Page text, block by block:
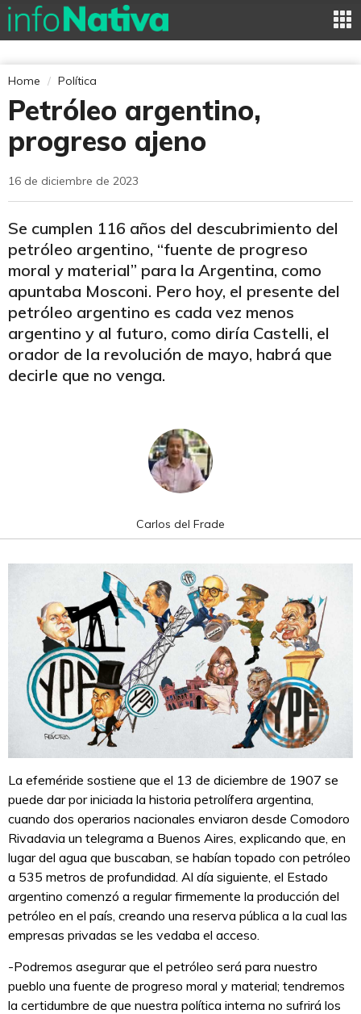
Home Política
Petróleo argentino,
progreso ajeno
16 de diciembre de 2023
Se cumplen 116 años del descubrimiento del
petróleo argentino, “fuente de progreso
moral y material” para la Argentina, como
apuntaba Mosconi. Pero hoy, el presente del
petróleo argentino es cada vez menos
argentino y al futuro, como diría Castelli, el
orador de la revolución de mayo, habrá que
decirle que no venga.
Carlos del Frade
La efeméride sostiene que el 13 de diciembre de 1907 se
puede dar por iniciada la historia petrolífera argentina,
cuando dos operarios nacionales enviaron desde Comodoro
Rivadavia un telegrama a Buenos Aires, explicando que, en
lugar del agua que buscaban, se habían topado con petróleo
a 535 metros de profundidad. Al día siguiente, el Estado
argentino comenzó a regular firmemente la producción del
petróleo en el país, creando una reserva pública a la cual las
empresas privadas se les vedaba el acceso.
-Podremos asegurar que el petróleo será para nuestro
pueblo una fuente de progreso moral y material; tendremos
la certidumbre de que nuestra política interna no sufrirá los